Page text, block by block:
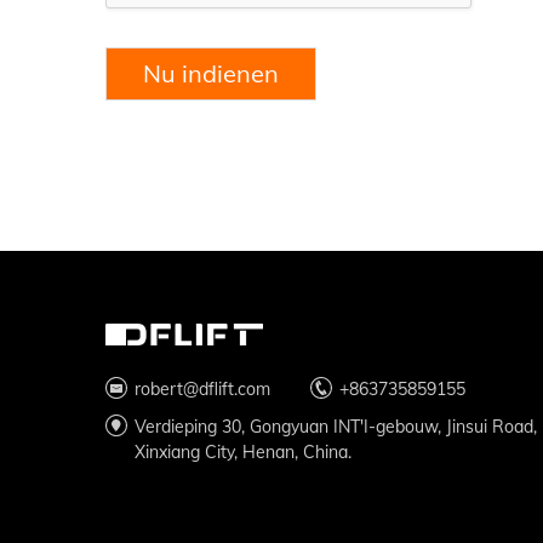
Nu indienen
robert@dflift.com
+863735859155
Verdieping 30, Gongyuan INT'I-gebouw, Jinsui Road,
Xinxiang City, Henan, China.